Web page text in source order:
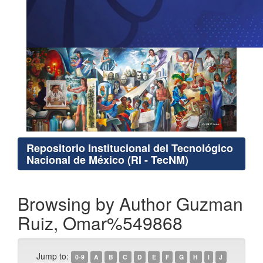
Repositorio Institucional del Tecnológico
Nacional de México (RI - TecNM)
Browsing by Author Guzman
Ruiz, Omar%549868
Jump to: 0-9 A B C D E F G H I
J